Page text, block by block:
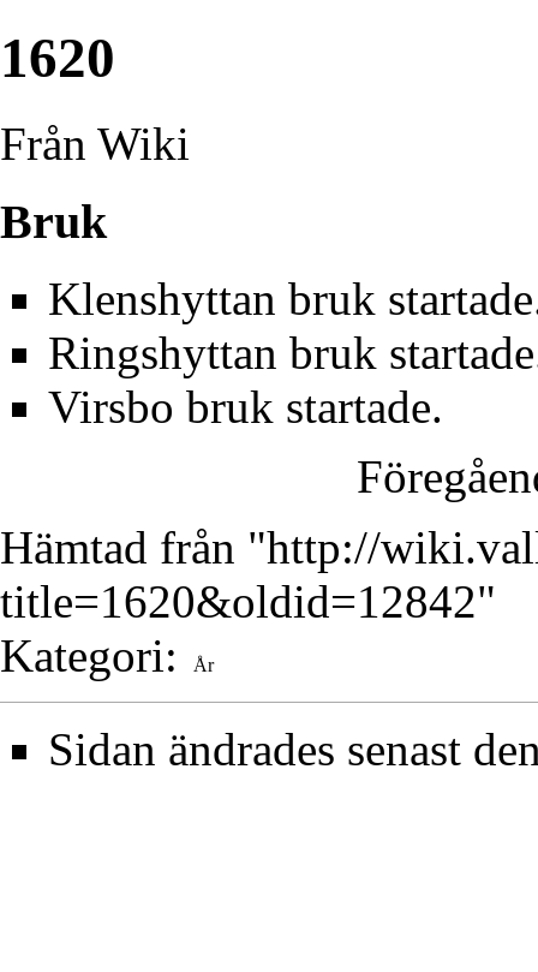
1620
Från Wiki
Bruk
Klenshyttan bruk
Ringshyttan bruk
Virsbo bruk startade.
Hämtad från "http://
title=1620&oldid=12842"
Kategori: År
Sidan ändrades senast